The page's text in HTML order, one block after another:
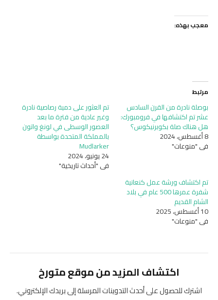
معجب بهذه:
مرتبط
بوصلة نادرة من القرن السادس
عشر تم اكتشافها في فرومبورك:
هل هناك صلة بكوبرنيكوس؟
8 أغسطس، 2024
في "منوعات"
تم العثور على دمية رصاصية نادرة
وغير عادية من فترة ما بعد
العصور الوسطى في لونغ واتون
بالمملكة المتحدة بواسطة
Mudlarker
24 يونيو، 2024
في "أحداث تاريخية"
تم اكتشاف ورشة عمل كنعانية
شفرة عمرها 500 عام في بلاد
الشام القديم
10 أغسطس، 2025
في "منوعات"
اكتشاف المزيد من موقع متورخ
اشترك للحصول على أحدث التدوينات المرسلة إلى بريدك الإلكتروني.